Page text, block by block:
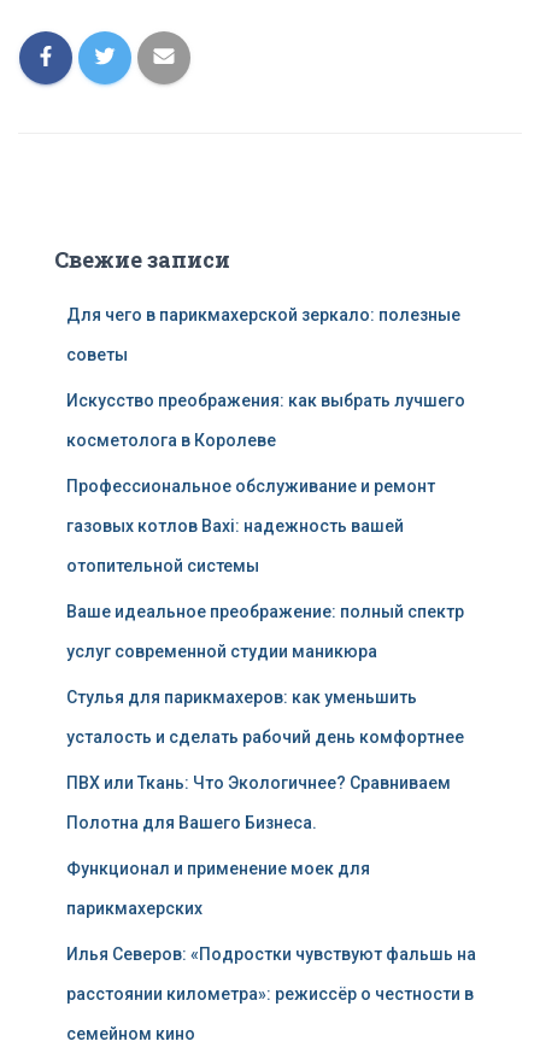
Свежие записи
Для чего в парикмахерской зеркало: полезные
советы
Искусство преображения: как выбрать лучшего
косметолога в Королеве
Профессиональное обслуживание и ремонт
газовых котлов Baxi: надежность вашей
отопительной системы
Ваше идеальное преображение: полный спектр
услуг современной студии маникюра
Стулья для парикмахеров: как уменьшить
усталость и сделать рабочий день комфортнее
ПВХ или Ткань: Что Экологичнее? Сравниваем
Полотна для Вашего Бизнеса.
Функционал и применение моек для
парикмахерских
Илья Северов: «Подростки чувствуют фальшь на
расстоянии километра»: режиссёр о честности в
семейном кино